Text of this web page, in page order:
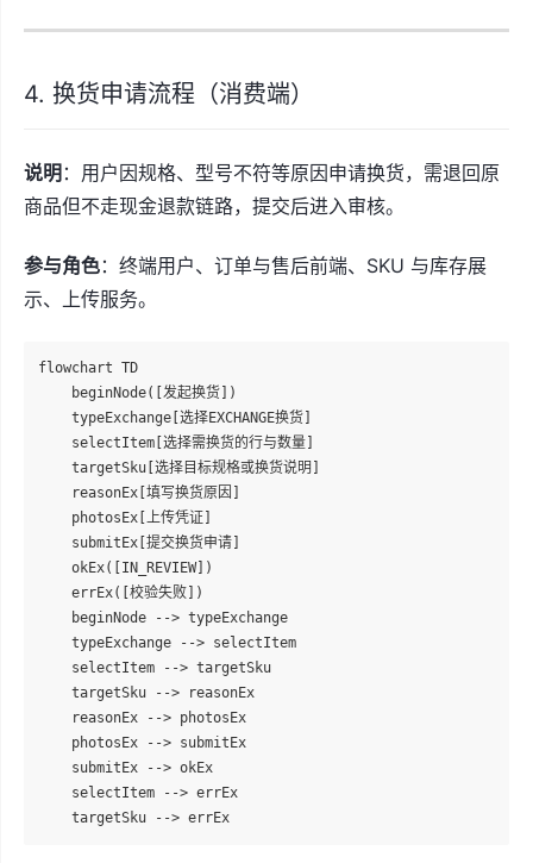
4. 换货申请流程（消费端）
说明：用户因规格、型号不符等原因申请换货，需退回原
商品但不走现金退款链路，提交后进入审核。
参与角色：终端用户、订单与售后前端、SKU 与库存展
示、上传服务。
flowchart TD
    beginNode([发起换货])
    typeExchange[选择EXCHANGE换货]
    selectItem[选择需换货的行与数量]
    targetSku[选择目标规格或换货说明]
    reasonEx[填写换货原因]
    photosEx[上传凭证]
    submitEx[提交换货申请]
    okEx([IN_REVIEW])
    errEx([校验失败])
    beginNode --> typeExchange
    typeExchange --> selectItem
    selectItem --> targetSku
    targetSku --> reasonEx
    reasonEx --> photosEx
    photosEx --> submitEx
    submitEx --> okEx
    selectItem --> errEx